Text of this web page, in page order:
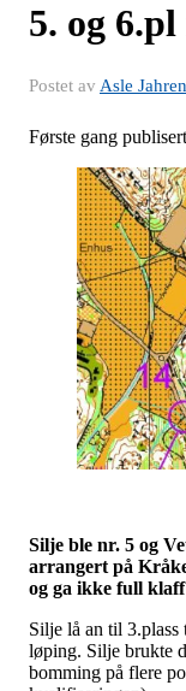
5. og
Postet av Asle Jahren
Første gang
Silje ble nr. 5 og
arrangert på
og ga ikke full
Silje lå an til
løping. Silje brukte
bomming på flere